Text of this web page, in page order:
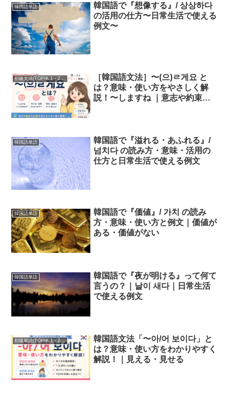
韓国語単語
韓国語で『想像する』/ 상상하다
の活用の仕方〜日常生活で使える
例文〜
［韓国語文法］〜(으)ㄹ게요 と
は？意味・使い方をやさしく解
説！〜しますね ｜意志や約束を
韓国語単語
韓国語で『溢れる・あふれる』/
넘치다 の読み方・意味・活用の
仕方と日常生活で使える例文
韓国語単語
韓国語で『価値』/ 가치 の読み
方・意味・使い方と例文｜価値が
ある・価値がない
韓国語単語
韓国語で『夜が明ける』って何て
言うの？｜날이 새다｜日常生活
で使える例文
初級単語(TOPIK 1・2級)
韓国語文法「〜아/어 보이다」と
は？意味・使い方をわかりやすく
解説！｜見える・見せる